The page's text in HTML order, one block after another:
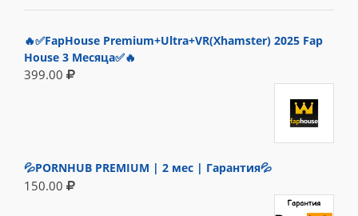
🔥✅FapHouse Premium+Ultra+VR(Xhamster) 2025 Fap
House 3 Месяца✅🔥
399.00
💦PORNHUB PREMIUM | 2 мес | Гарантия💦
150.00